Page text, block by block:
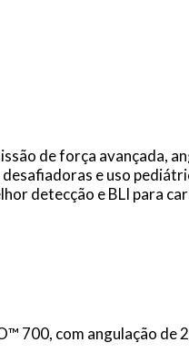
de força avançada,
e uso
detecção e BLI para
700, com angulação